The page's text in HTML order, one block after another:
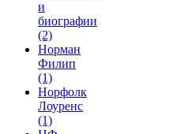
и
биографии
(2)
Норман
Филип
(1)
Норфолк
Лоуренс
(1)